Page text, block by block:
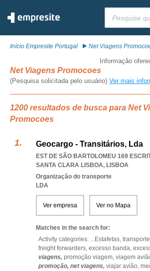
Início Empresite Portugal Net Viagens
Informação
Net Viagens Promocoes
(Pesquisa solicitada pelo usuário) Ver mais
1200 resultados de busca para Net
Promocoes
Geocargo - Transitários, Lda
EST DE SÃO BARTOLOMEU 169
SANTA CLARA LISBOA, LISBOA
Organização do transporte
LDA
Ver empresa Ver no Mapa
Matches in the search for:
Activity categories: ...Estafetas,
freight forwarders, excesso banda,
viagens, promoção viagem, viagem
promoção, net viagens, viajar avião,